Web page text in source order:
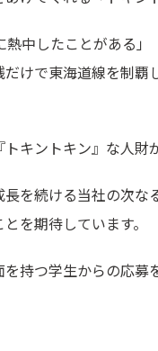
中したことがある」
けで東海道線を制覇
キントキン』な人財
を続ける当社の次
を期待しています。
持つ学生からの応募